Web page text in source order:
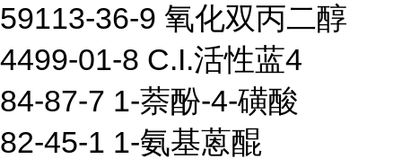
59113-36-9 氧化双丙二醇
4499-01-8 C.I.活性蓝4
84-87-7 1-萘酚-4-磺酸
82-45-1 1-氨基蒽醌